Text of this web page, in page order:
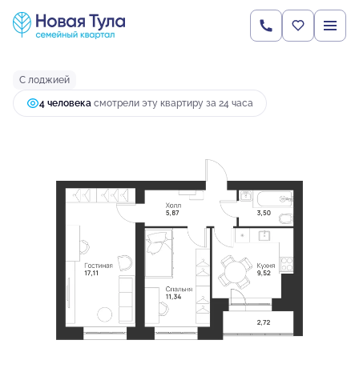
2-комнатная50.06 м 5 666 291 руб.
Ипотекаот 21 752 руб.
С лоджией
4 человекa смотрели эту квартиру за 24 часа